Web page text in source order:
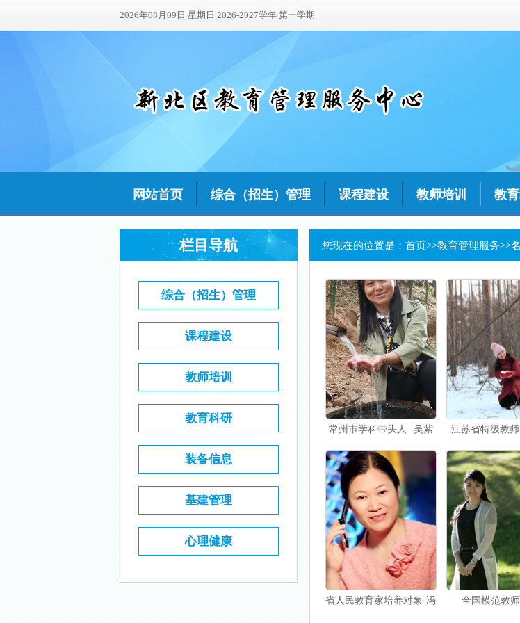
2026年08月09日 星期日 2026-2027学年 第一学期
网站首页 综合（招生）管理 课程建设 教师培训 教
栏目导航
综合（招生）管理
课程建设
教师培训
教育科研
装备信息
基建管理
心理健康
您现在的位置是： 首页>>教育管理服务>>
常州市学科带头人--吴紫
阳
江苏省特级教
省人民教育家培养对象-冯
全国模范教